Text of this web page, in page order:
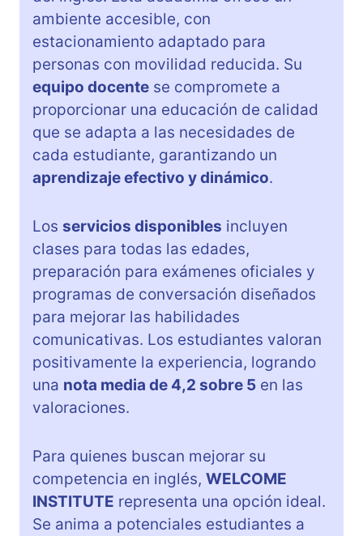
ambiente accesible, con
estacionamiento adaptado para
personas con movilidad reducida. Su
equipo docente se compromete a
proporcionar una educación de calidad
que se adapta a las necesidades de
cada estudiante, garantizando un
aprendizaje efectivo y dinámico.
Los servicios disponibles incluyen
clases para todas las edades,
preparación para exámenes oficiales y
programas de conversación diseñados
para mejorar las habilidades
comunicativas. Los estudiantes valoran
positivamente la experiencia, logrando
una nota media de 4,2 sobre 5 en las
valoraciones.
Para quienes buscan mejorar su
competencia en inglés, WELCOME
INSTITUTE representa una opción ideal.
Se anima a potenciales estudiantes a